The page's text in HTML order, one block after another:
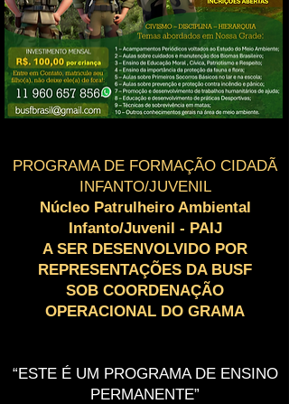
PROGRAMA DE FORMAÇÃO CIDADÃ
INFANTO/JUVENIL
Núcleo Patrulheiro Ambiental
Infanto/Juvenil - PAIJ
A SER DESENVOLVIDO POR
REPRESENTAÇÕES DA BUSF
SOB COORDENAÇÃO
OPERACIONAL DO GRAMA
“ESTE É UM PROGRAMA DE ENSINO
PERMANENTE”